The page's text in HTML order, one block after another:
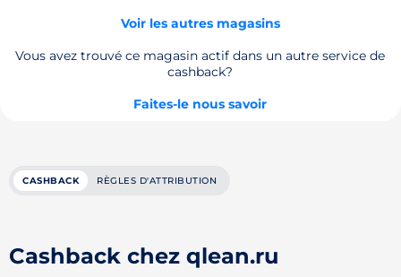
Voir les autres magasins
Vous avez trouvé ce magasin actif dans un autre service de
cashback?
Faites-le nous savoir
CASHBACK RÈGLES D'ATTRIBUTION
Cashback chez qlean.ru